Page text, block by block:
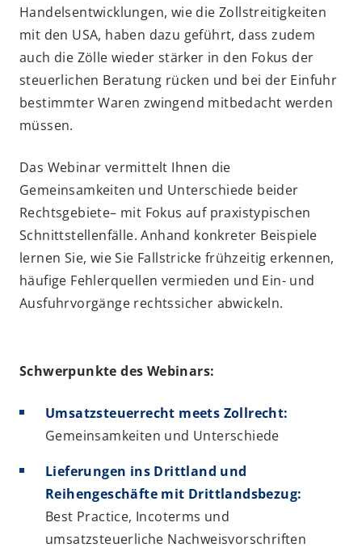
Handelsentwicklungen, wie die Zollstreitigkeiten
mit den USA, haben dazu geführt, dass zudem
auch die Zölle wieder stärker in den Fokus der
steuerlichen Beratung rücken und bei der Einfuhr
bestimmter Waren zwingend mitbedacht werden
müssen.
Das Webinar vermittelt Ihnen die
Gemeinsamkeiten und Unterschiede beider
Rechtsgebiete– mit Fokus auf praxistypischen
Schnittstellenfälle. Anhand konkreter Beispiele
lernen Sie, wie Sie Fallstricke frühzeitig erkennen,
häufige Fehlerquellen vermieden und Ein- und
Ausfuhrvorgänge rechtssicher abwickeln.
Schwerpunkte des Webinars:
Umsatzsteuerrecht meets Zollrecht:
Gemeinsamkeiten und Unterschiede
Lieferungen ins Drittland und
Reihengeschäfte mit Drittlandsbezug:
Best Practice, Incoterms und
umsatzsteuerliche Nachweisvorschriften